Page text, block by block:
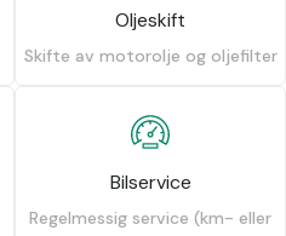
Oljeskift
Skifte av motorolje og oljefilter
Bilservice
Regelmessig service (km- eller